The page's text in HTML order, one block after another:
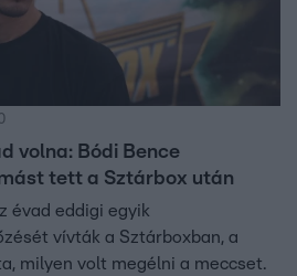
volna: Bódi Bence
tett a Sztárbox után
évad eddigi egyik
vívták a Sztárboxban, a
milyen volt megélni a meccset.